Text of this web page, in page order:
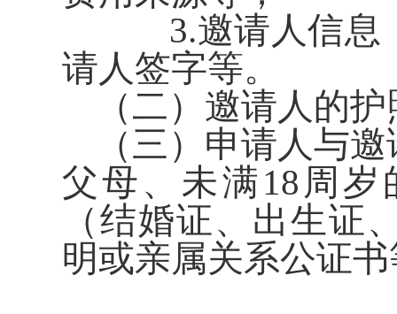
3.邀请人信息
请人签字等。
（二）邀请人的
（三）申请人与
父母、未满18周
（结婚证、出生证
明或亲属关系公证